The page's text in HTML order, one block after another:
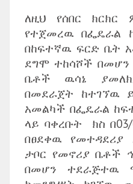
ለዚህ የሰበር ክርክር
የተጀመረዉ በፌዴራል
በከፍተኛዉ ፍርድ ቤት
ደግሞ ተከሳሾች
ቤቶች ዉሳኔ
በመደራጀት ከተገኘዉ
አመልካች በፌዴራል
ላይ ባቀረቡት ክስ
በፀደቀዉ
ታቦር የመኖሪያ ቤቶች
በመሆን ተደራጅተዉ